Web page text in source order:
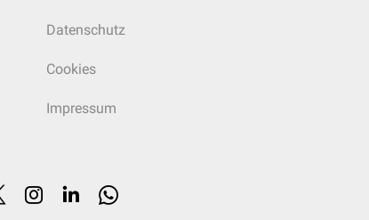
Datenschutz
Cookies
Impressum